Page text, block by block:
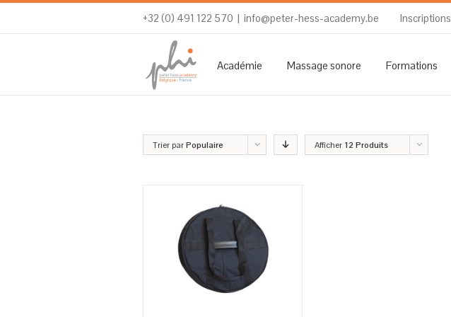
+32 (0) 491 122 570 | info@peter-hess-academy.be Inscriptions
Académie Massage sonore Formations
Trier parPopulaire Afficher 12 Produits